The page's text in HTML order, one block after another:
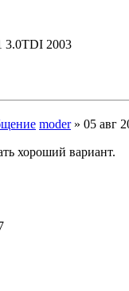
3.0TDI 2003
moder» 05 авг
хороший вариант.